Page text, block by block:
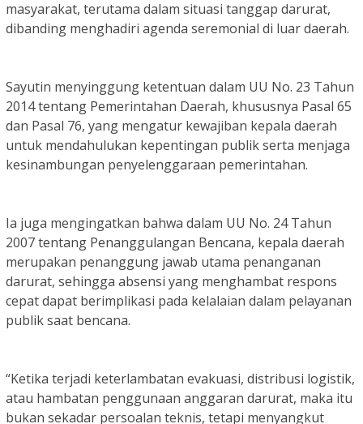
masyarakat, terutama dalam situasi tanggap darurat,
dibanding menghadiri agenda seremonial di luar daerah.
Sayutin menyinggung ketentuan dalam UU No. 23 Tahun
2014 tentang Pemerintahan Daerah, khususnya Pasal 65
dan Pasal 76, yang mengatur kewajiban kepala daerah
untuk mendahulukan kepentingan publik serta menjaga
kesinambungan penyelenggaraan pemerintahan.
Ia juga mengingatkan bahwa dalam UU No. 24 Tahun
2007 tentang Penanggulangan Bencana, kepala daerah
merupakan penanggung jawab utama penanganan
darurat, sehingga absensi yang menghambat respons
cepat dapat berimplikasi pada kelalaian dalam pelayanan
publik saat bencana.
“Ketika terjadi keterlambatan evakuasi, distribusi logistik,
atau hambatan penggunaan anggaran darurat, maka itu
bukan sekadar persoalan teknis, tetapi menyangkut